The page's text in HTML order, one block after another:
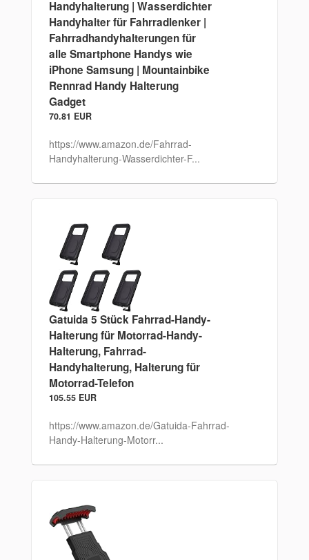
Handyhalterung | Wasserdichter
Handyhalter für Fahrradlenker |
Fahrradhandyhalterungen für
alle Smartphone Handys wie
iPhone Samsung | Mountainbike
Rennrad Handy Halterung
Gadget
70.81 EUR
https://www.amazon.de/Fahrrad-
Handyhalterung-Wasserdichter-F...
Gatuida 5 Stück Fahrrad-Handy-
Halterung für Motorrad-Handy-
Halterung, Fahrrad-
Handyhalterung, Halterung für
Motorrad-Telefon
105.55 EUR
https://www.amazon.de/Gatuida-Fahrrad-
Handy-Halterung-Motorr...